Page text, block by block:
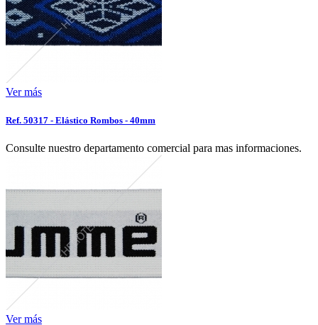
Ver más
Ref. 50317 - Elástico Rombos - 40mm
Consulte nuestro departamento comercial para mas informaciones.
Ver más